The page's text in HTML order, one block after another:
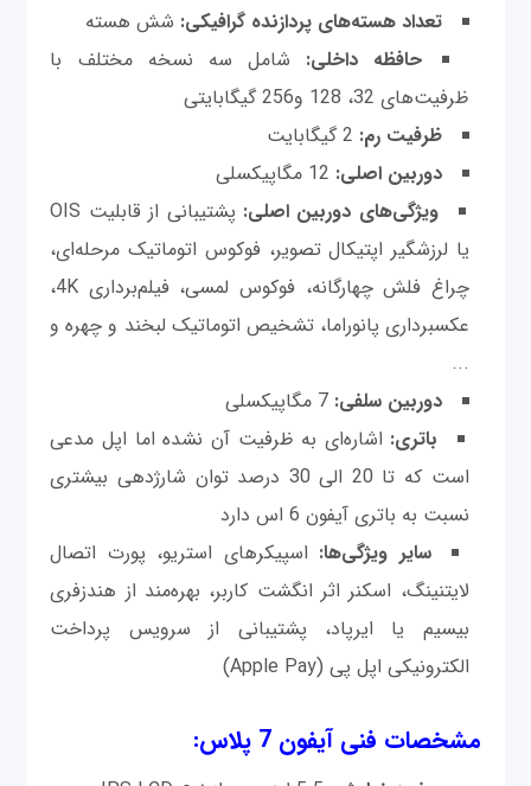
تعداد هسته‌های پردازنده گرافیکی: شش هسته
حافظه داخلی: شامل سه نسخه مختلف با
ظرفیت‌های 32، 128 و256 گیگابایتی
ظرفیت رم: 2 گیگابایت
دوربین اصلی: 12 مگاپیکسلی
ویژگی‌های دوربین اصلی:
پشتیبانی از قابلیت OIS
یا لرزشگیر اپتیکال تصویر، فوکوس اتوماتیک مرحله‌ای،
چراغ فلش چهارگانه، فوکوس لمسی، فیلم‌برداری 4K،
عکسبرداری پانوراما، تشخیص اتوماتیک لبخند و چهره و
...
دوربین سلفی: 7 مگاپیکسلی
باتری: اشاره‌ای به ظرفیت آن نشده اما اپل مدعی
است که تا 20 الی 30 درصد توان شارژدهی بیشتری
نسبت به باتری آیفون 6 اس دارد
سایر ویژگی‌ها: اسپیکرهای استریو، پورت اتصال
لایتنینگ، اسکنر اثر انگشت کاربر، بهره‌مند از هندزفری
بیسیم یا ایرپاد، پشتیبانی از سرویس پرداخت
الکترونیکی اپل پی (Apple Pay)
مشخصات فنی آیفون 7 پلاس: